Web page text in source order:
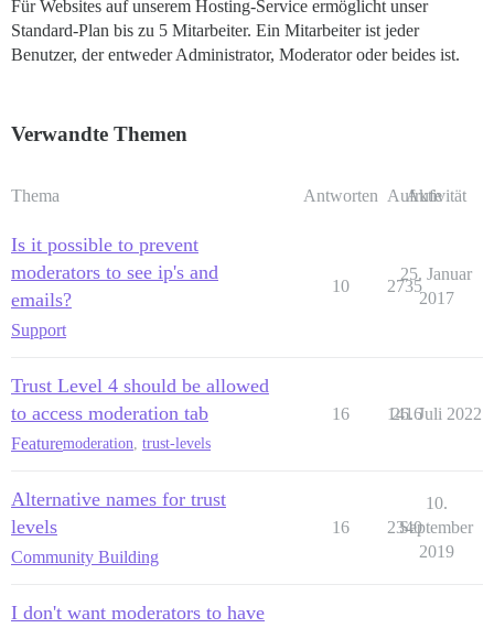
Für Websites auf unserem Hosting-Service ermöglicht unser
Standard-Plan bis zu 5 Mitarbeiter. Ein Mitarbeiter ist jeder
Benutzer, der entweder Administrator, Moderator oder beides ist.
Verwandte Themen
Thema Antworten Aufrufe
Aktivität
Is it possible to prevent
moderators to see ip's and
emails?
Support
10 2735
25. Januar
2017
Trust Level 4 should be allowed
to access moderation tab
Featuremoderation, trust-levels
16 1416
26. Juli 2022
Alternative names for trust
levels
Community Building
16 2340
10.
September
2019
I don't want moderators to have